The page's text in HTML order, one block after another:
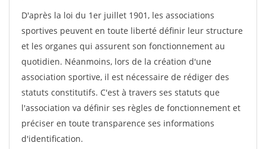
D'après la loi du 1er juillet 1901, les associations
sportives peuvent en toute liberté définir leur structure
et les organes qui assurent son fonctionnement au
quotidien. Néanmoins, lors de la création d'une
association sportive, il est nécessaire de rédiger des
statuts constitutifs. C'est à travers ses statuts que
l'association va définir ses règles de fonctionnement et
préciser en toute transparence ses informations
d'identification.